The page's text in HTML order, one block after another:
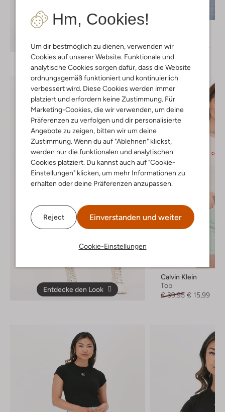
Hm, Cookies!
Um dir bestmöglich zu dienen, verwenden wir
Cookies auf unserer Website. Funktionale und
analytische Cookies sorgen dafür, dass die Website
ordnungsgemäß funktioniert und kontinuierlich
verbessert wird. Diese Cookies werden immer
platziert und erfordern keine Zustimmung. Für
Marketing-Cookies, die wir verwenden, um deine
Präferenzen zu verfolgen und dir personalisierte
Angebote zu zeigen, bitten wir um deine
Zustimmung. Wenn du auf "Ablehnen" klickst,
werden nur die funktionalen und analytischen
Cookies platziert. Du kannst auch auf "Cookie-
Einstellungen" klicken, um mehr Informationen zu
erhalten oder deine Präferenzen anzupassen.
Reject Einverstanden und weiter
Cookie-Einstellungen
€ 39,95
€ 19,95
Entdecke den Look
Calvin Klein
Top
€ 39,95 € 15,99